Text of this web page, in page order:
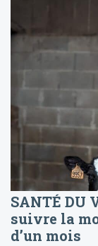
SANTÉ DU
suivre la
d’un mois